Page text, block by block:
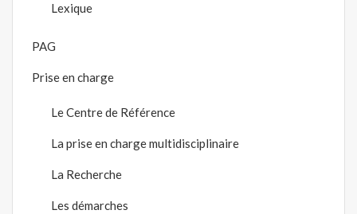
Lexique
PAG
Prise en charge
Le Centre de Référence
La prise en charge multidisciplinaire
La Recherche
Les démarches